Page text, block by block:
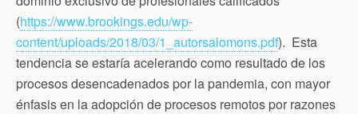
(https://www.brookings.edu/wp-
content/uploads/2018/03/1_autorsalomons.pdf). Esta
tendencia se estaría acelerando como resultado de los
procesos desencadenados por la pandemia, con mayor
énfasis en la adopción de procesos remotos por razones